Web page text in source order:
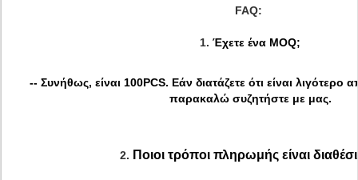
FAQ:
1. Έχετε ένα MOQ;
-- Συνήθως, είναι 100PCS. Εάν διατάζετε ότι είναι
παρακαλώ συζητήστε με μας.
2. Ποιοι τρόποι πληρωμής είναι